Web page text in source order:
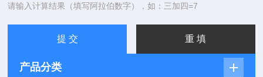
请输入计算结果（填写阿拉伯数字），如：三加四=7
产品分类